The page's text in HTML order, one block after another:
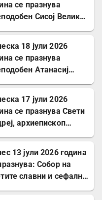
се празнува
Сисој Велики:
мртви
18 јули 2026
се празнува
Атанасиј
17 јули 2026
се празнува Свети
архиепископ
13 јули 2026 година
Собор на
славни и сефални